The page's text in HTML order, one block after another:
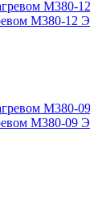
М380-12 Э
М380-09 Э